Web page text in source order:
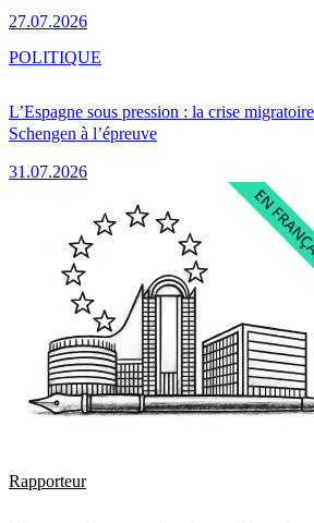
27.07.2026
L’Espagne sous pression : la crise
Schengen à l’épreuve
31.07.2026
POLITIQUE
Rapporteur